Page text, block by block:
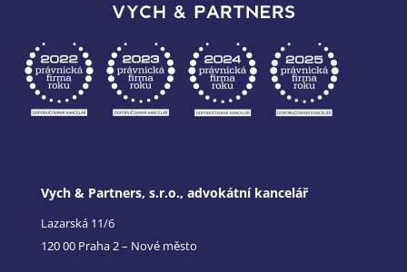
Vych & Partners, s.r.o., advokátní kancelář
Lazarská 11/6
120 00 Praha 2 – Nové město